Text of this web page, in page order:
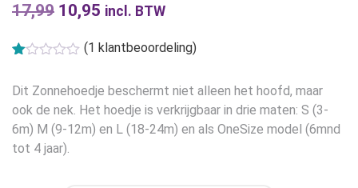
17,99 Oorspronkelijke
was:
€17,99.
10,95 Huidige
€10,95.
incl. BTW
op
5
gebaseerd
op
klant
waardering
(1 klantbeoordeling)
Dit Zonnehoedje beschermt niet alleen het hoofd, maar
ook de nek. Het hoedje is verkrijgbaar in drie maten: S (3-
6m) M (9-12m) en L (18-24m) en als OneSize model (6mnd
tot 4 jaar).